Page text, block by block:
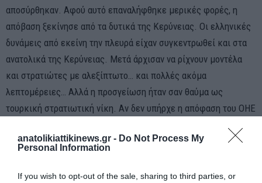
anatolikiattikinews.gr - Do Not Process My
Personal Information
If you wish to opt-out of the sale, sharing to third parties, or
αποσύρθηκαν. Αφού αυτό επαναλήφθηκε μερικές φορές, η
απόβαση ξεκίνησε από τα δυτικά της Κερύνειας. Οι ελληνικές
δυνάμεις από εκείνη την πλευρά είχαν συγκεντρωθεί και στα
ανατολικά της Κερύνειας. Μετά άρχισαν να ρίχνουν μοντέλα
και στρατιώτες με αλεξίπτωτο… και πολλές ακόμα
λεπτομέρειες… Αλλά η προσγείωση ήταν σαν θαύμα ως
τουρκική στρατιωτική νίκη. Αν δεν υπήρχε η απόφαση του ΟΗΕ
είχε ληφθεί εκείνη την ημέρα.Δεν υπήρχε νερό στο νησί.
των φιδιών και των δηλητηριωδών εντόμων.